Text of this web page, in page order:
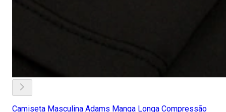
Camiseta Masculina Adams Manga Longa Compressão